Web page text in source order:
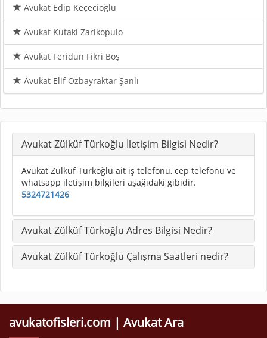
Avukat Edip Keçecioğlu
Avukat Kutaki Zarikopulo
Avukat Feridun Fikri Boş
Avukat Elif Özbayraktar Şanlı
Avukat Zülküf Türkoğlu İletişim Bilgisi Nedir?
Avukat Zülküf Türkoğlu ait iş telefonu, cep telefonu ve
whatsapp iletişim bilgileri aşağıdaki gibidir.
5324721426
Avukat Zülküf Türkoğlu Adres Bilgisi Nedir?
Avukat Zülküf Türkoğlu Çalışma Saatleri nedir?
avukatofisleri.com | Avukat Ara